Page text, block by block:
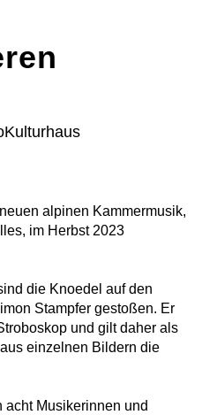
alpinen Kammermusik,
im Herbst 2023
die Knoedel auf den
Stampfer gestoßen. Er
und gilt daher als
einzelnen Bildern die
Musikerinnen und